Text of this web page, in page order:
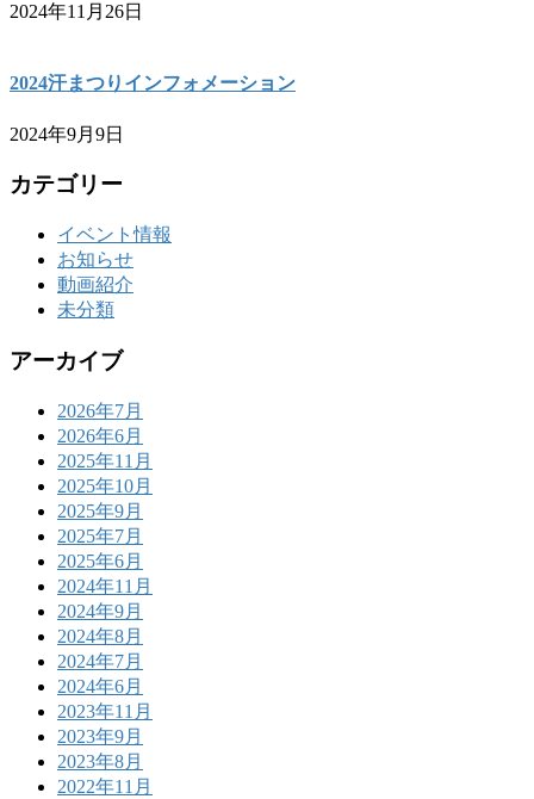
2024年11月26日
2024汗まつりインフォメーション
2024年9月9日
カテゴリー
イベント情報
お知らせ
動画紹介
未分類
アーカイブ
2026年7月
2026年6月
2025年11月
2025年10月
2025年9月
2025年7月
2025年6月
2024年11月
2024年9月
2024年8月
2024年7月
2024年6月
2023年11月
2023年9月
2023年8月
2022年11月